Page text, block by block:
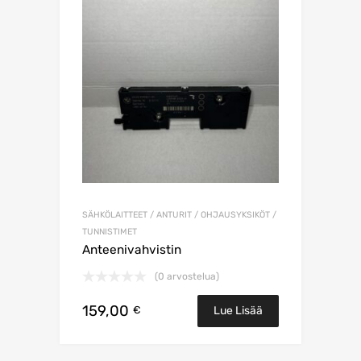
SÄHKÖLAITTEET / ANTURIT / OHJAUSYKSIKÖT /
TUNNISTIMET
Anteenivahvistin
(0 arvostelua)
159,00 € Lue Lisää